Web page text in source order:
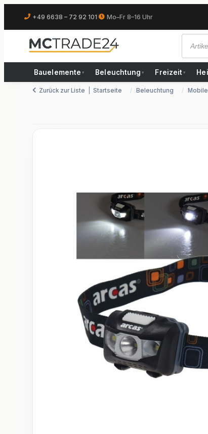
+49 6638 – 72 92 101 Mo–Fr 8–16 Uhr
Bauelemente ▾ Beleuchtung ▾ Freizeit ▾
Zurück zur Liste Startseite Beleuchtung